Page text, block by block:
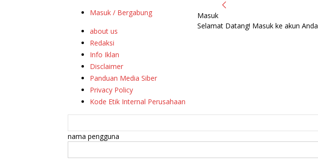
Masuk / Bergabung
about us
Redaksi
Info Iklan
Disclaimer
Panduan Media Siber
Privacy Policy
Kode Etik Internal Perusahaan
Masuk
Selamat Datang! Masuk ke akun Anda
nama pengguna